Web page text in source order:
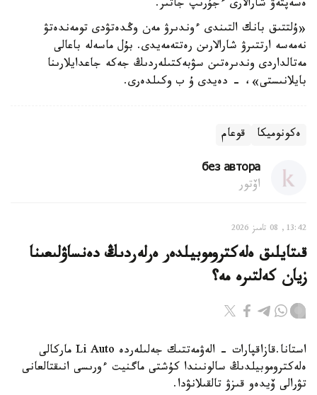
ەسەپتەۋ شارالارى ءجۇرىپ جاتىر.
«ۇلتتىق بانك التىندى ءوندىرۋ مەن وڭدەتۋدى تومەندەتۋ
نەمەسە ارتتىرۋ شارالارىن رەتتەمەيدى. بۇل ماسەلە باعالى
مەتالداردى وندىرەتىن سۋبەكتىلەردىڭ جەكە جاعدايلارىنا
بايلانىستى»، - دەيدى ۇ ب وكىلدەرى.
ەكونوميكا قوعام
без автора
اۆتور
13:42, 08 تامىز 2026
قىتايلىق ەلەكتروموبيلدەر ەرلەردىڭ دەنساۋلىعىنا
زيان كەلتىرە مە؟
استانا.قازاقپارات - الەۋمەتتىك جەلىلەردە Li Auto ماركالى
ەلەكتروموبيلدىڭ سالونىندا كۇشتى ماگنيت ءورىسى انىقتالعانى
تۋرالى ۆيدەو قىزۋ تالقىلانۋدا.